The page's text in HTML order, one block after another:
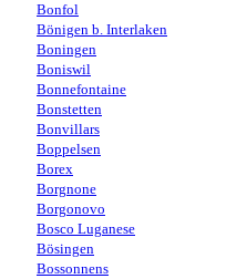
Bonfol
Bönigen b. Interlaken
Boningen
Boniswil
Bonnefontaine
Bonstetten
Bonvillars
Boppelsen
Borex
Borgnone
Borgonovo
Bosco Luganese
Bösingen
Bossonnens